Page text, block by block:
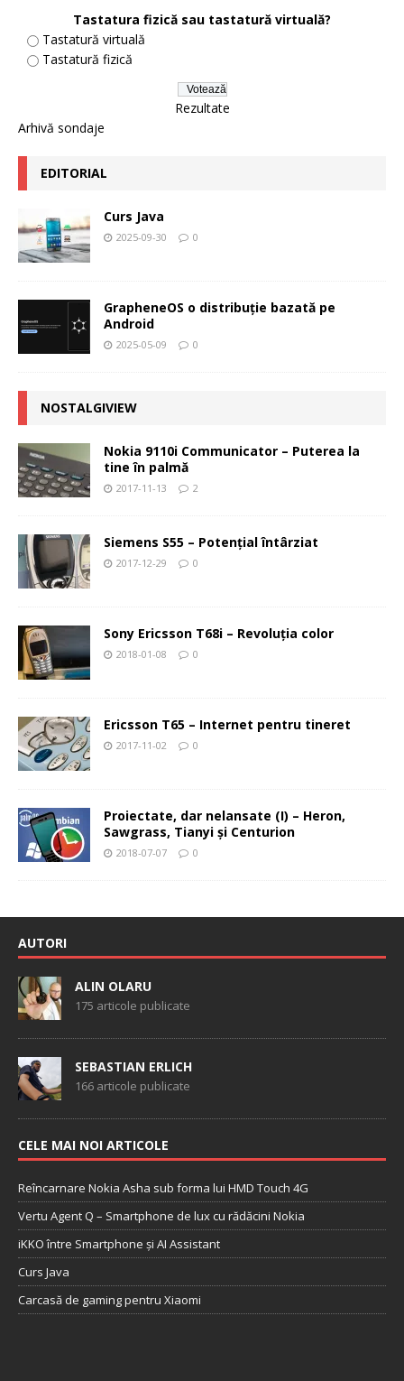
Tastatura fizică sau tastatură virtuală?
Tastatură virtuală
Tastatură fizică
Rezultate
Arhivă sondaje
EDITORIAL
Curs Java
2025-09-30 0
GrapheneOS o distribuție bazată pe
Android
2025-05-09 0
NOSTALGIVIEW
Nokia 9110i Communicator – Puterea la
tine în palmă
2017-11-13 2
Siemens S55 – Potenţial întârziat
2017-12-29 0
Sony Ericsson T68i – Revoluţia color
2018-01-08 0
Ericsson T65 – Internet pentru tineret
2017-11-02 0
Proiectate, dar nelansate (I) – Heron,
Sawgrass, Tianyi şi Centurion
2018-07-07 0
AUTORI
ALIN OLARU
175 articole publicate
SEBASTIAN ERLICH
166 articole publicate
CELE MAI NOI ARTICOLE
Reîncarnare Nokia Asha sub forma lui HMD Touch 4G
Vertu Agent Q – Smartphone de lux cu rădăcini Nokia
iKKO între Smartphone și AI Assistant
Curs Java
Carcasă de gaming pentru Xiaomi